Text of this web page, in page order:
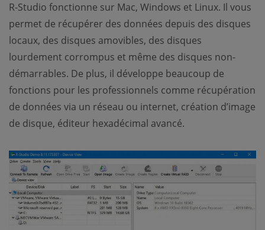
R-Studio fonctionne sur Mac, Windows et Linux. Il vous
permet de récupérer des données depuis des disques
locaux, des disques amovibles, des disques
lourdement corrompus et même des disques non-
démarrables. De plus, il développe beaucoup de
fonctions pour les professionnels comme récupération
de données via un réseau ou internet, création d’image
de disque, éditeur hexadécimal avancé.